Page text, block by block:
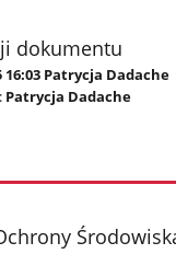
dokumentu
16:03 Patrycja Dadache
Patrycja Dadache